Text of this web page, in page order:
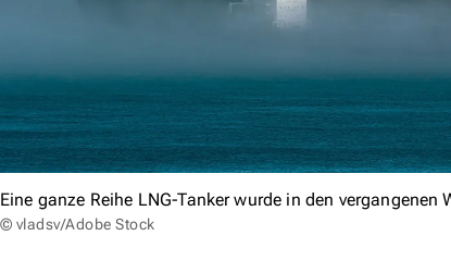
Eine ganze Reihe LNG-Tanker wurde in den
© vladsv/Adobe Stock